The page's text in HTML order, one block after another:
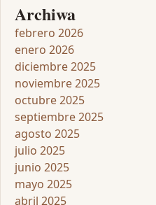
Archiwa
febrero 2026
enero 2026
diciembre 2025
noviembre 2025
octubre 2025
septiembre 2025
agosto 2025
julio 2025
junio 2025
mayo 2025
abril 2025